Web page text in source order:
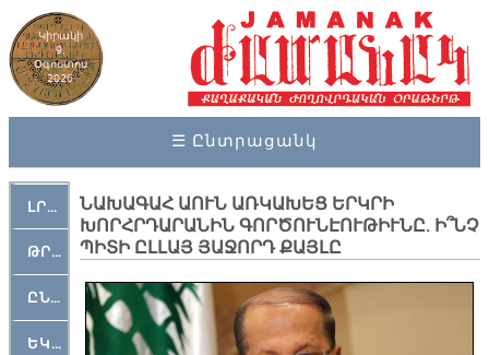
Կիրակի
9,
Օգոստոս
2026
☰ Ընտրացանկ
ԼՐԱՀՈՍ
ԹՐՔԱՀԱՅ ԿԵԱՆՔ
ԸՆԿԵՐԱՄՇԱԿՈՒԹԱՅԻՆ
ԵԿԵՂԵՑԱԿԱՆ
ՆԱԽԱԳԱՀ ԱՈՒՆ ԱՌԿԱԽԵՑ ԵՐԿՐԻ
ԽՈՐՀՐԴԱՐԱՆԻՆ ԳՈՐԾՈՒՆԷՈՒԹԻՒՆԸ. Ի՞ՆՉ
ՊԻՏԻ ԸԼԼԱՅ ՅԱՋՈՐԴ ՔԱՅԼԸ